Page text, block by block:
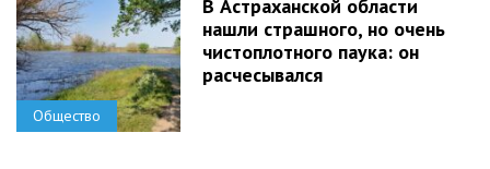
Общество
В Астраханской области
нашли страшного, но очень
чистоплотного паука: он
расчесывался